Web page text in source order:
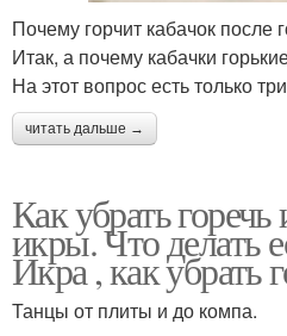
Почему горчит кабачок после
Итак, а почему кабачки
На этот вопрос есть только
читать дальше →
Как убрать горечь
икры. Что делать
Икра , как убрать
Танцы от плиты и до компа.